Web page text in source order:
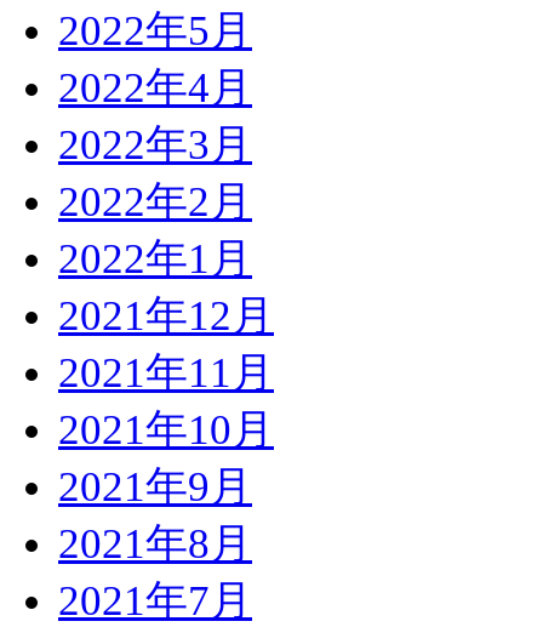
2022年5月
2022年4月
2022年3月
2022年2月
2022年1月
2021年12月
2021年11月
2021年10月
2021年9月
2021年8月
2021年7月